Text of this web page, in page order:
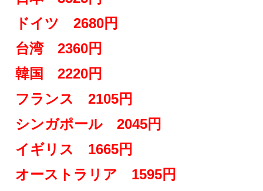
ドイツ 2680円
台湾 2360円
韓国 2220円
フランス 2105円
シンガポール 2045円
イギリス 1665円
オーストラリア 1595円